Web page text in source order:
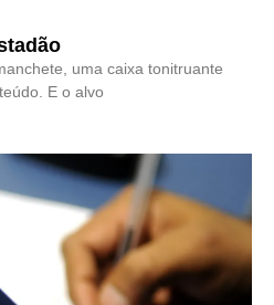
uma caixa tonitruante
E o alvo